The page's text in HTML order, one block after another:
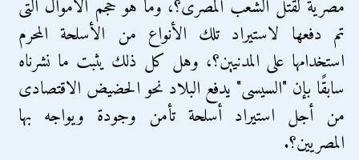
مصرية لقتل الشعب المصرى؟، وما هو حجم الأموال التى
تم دفعها لاستيراد تلك الأنواع من الأسلحة المحرم
استخدامها على المدنيين؟، وهل كل ذلك يثبت ما نشرناه
سابقًا بإن "السيسى" يدفع البلاد نحو الحضيض الاقتصادى
من أجل استيراد أسلحة تأمن وجودة ويواجه بها
المصريين؟.